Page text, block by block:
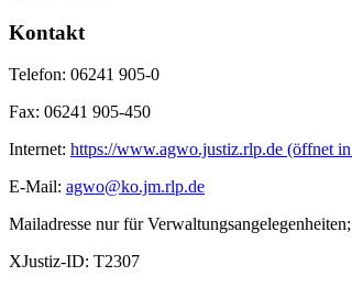
Kontakt
Telefon: 06241 905-0
Fax: 06241 905-450
Internet: https://www.agwo.justiz.rlp.de (öffnet
E-Mail: agwo@ko.jm.rlp.de
Mailadresse nur für
XJustiz-ID: T2307